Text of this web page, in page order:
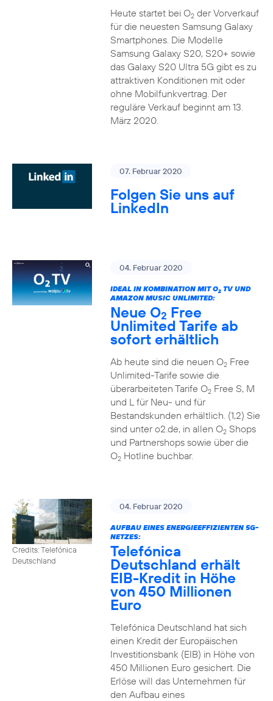
Heute startet bei O2der Vorverkauf
für die neuesten Samsung Galaxy
Smartphones. Die Modelle
Samsung Galaxy S20, S20+ sowie
das Galaxy S20 Ultra 5G gibt es zu
attraktiven Konditionen mit oder
ohne Mobilfunkvertrag. Der
reguläre Verkauf beginnt am 13.
März 2020.
07. Februar 2020
Folgen Sie uns auf
LinkedIn
04. Februar 2020
IDEAL IN KOMBINATION MIT O2TV UND
AMAZON MUSIC UNLIMITED:
Neue O2 Free
Unlimited Tarife ab
sofort erhältlich
Ab heute sind die neuen O2Free
Unlimited-Tarife sowie die
überarbeiteten Tarife O2Free S, M
und L für Neu- und für
Bestandskunden erhältlich. (1,2) Sie
sind unter o2.de, in allen O2Shops
und Partnershops sowie über die
O2Hotline buchbar.
Credits: Telefónica
Deutschland
04. Februar 2020
AUFBAU EINES ENERGIEEFFIZIENTEN 5G-
NETZES:
Telefónica
Deutschland erhält
EIB-Kredit in Höhe
von 450 Millionen
Euro
Telefónica Deutschland hat sich
einen Kredit der Europäischen
Investitionsbank (EIB) in Höhe von
450 Millionen Euro gesichert. Die
Erlöse will das Unternehmen für
den Aufbau eines